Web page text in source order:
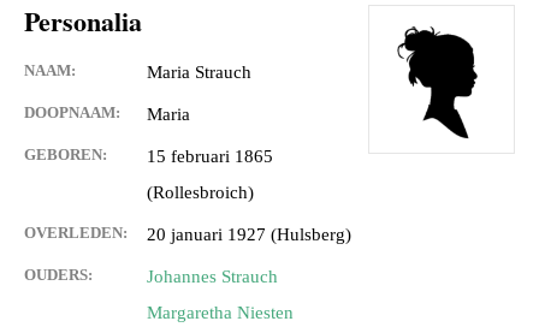
Personalia
NAAM: Maria Strauch
DOOPNAAM: Maria
GEBOREN:
15 februari 1865
(Rollesbroich)
OVERLEDEN: 20 januari 1927 (Hulsberg)
OUDERS:
Johannes Strauch
Margaretha Niesten